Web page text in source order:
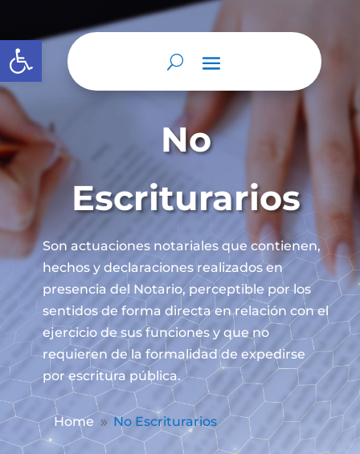
Abrir barra de herramientas
No
Escriturarios
Son actuaciones notariales que contienen,
hechos y declaraciones realizados en
presencia del Notario, perceptible por los
sentidos de forma directa en relación con el
ejercicio de sus funciones y que no
requieren de la formalidad de expedirse
por escritura pública.
Home 9 No Escriturarios